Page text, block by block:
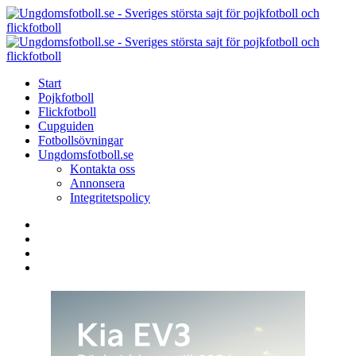
Menu
Search
Menu
Start
Pojkfotboll
Flickfotboll
Cupguiden
Fotbollsövningar
Ungdomsfotboll.se
Kontakta oss
Annonsera
Integritetspolicy